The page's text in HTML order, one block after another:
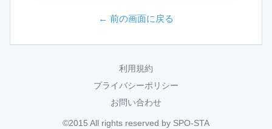
← 前の画面に戻る
利用規約
プライバシーポリシー
お問い合わせ
©2015 All rights reserved by SPO-STA